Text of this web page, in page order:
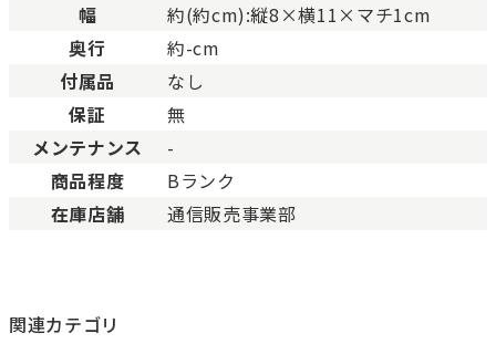
幅
約(約cm):縦8×横11×マチ1cm
奥行
約-cm
付属品
なし
保証
無
メンテナンス
-
商品程度
Bランク
在庫店舗
通信販売事業部
関連カテゴリ